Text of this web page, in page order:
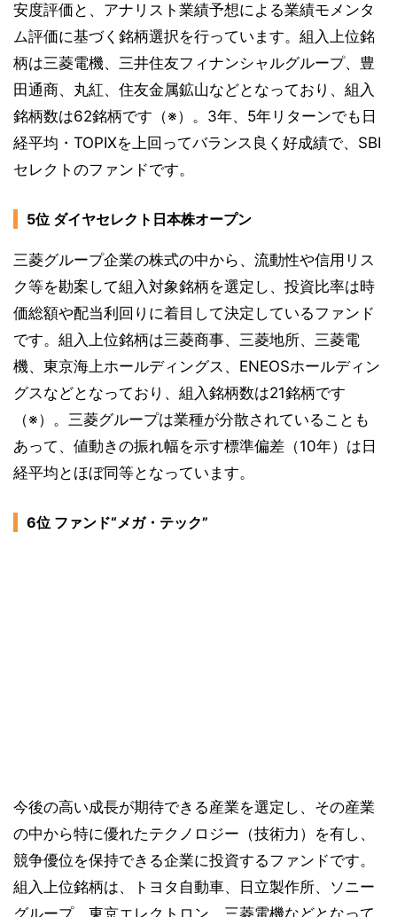
安度評価と、アナリスト業績予想による業績モメンタ
ム評価に基づく銘柄選択を行っています。組入上位銘
柄は三菱電機、三井住友フィナンシャルグループ、豊
田通商、丸紅、住友金属鉱山などとなっており、組入
銘柄数は62銘柄です（※）。3年、5年リターンでも日
経平均・TOPIXを上回ってバランス良く好成績で、SBI
セレクトのファンドです。
5位 ダイヤセレクト日本株オープン
三菱グループ企業の株式の中から、流動性や信用リス
ク等を勘案して組入対象銘柄を選定し、投資比率は時
価総額や配当利回りに着目して決定しているファンド
です。組入上位銘柄は三菱商事、三菱地所、三菱電
機、東京海上ホールディングス、ENEOSホールディン
グスなどとなっており、組入銘柄数は21銘柄です
（※）。三菱グループは業種が分散されていることも
あって、値動きの振れ幅を示す標準偏差（10年）は日
経平均とほぼ同等となっています。
6位 ファンド“メガ・テック”
今後の高い成長が期待できる産業を選定し、その産業
の中から特に優れたテクノロジー（技術力）を有し、
競争優位を保持できる企業に投資するファンドです。
組入上位銘柄は、トヨタ自動車、日立製作所、ソニー
グループ、東京エレクトロン、三菱電機などとなって